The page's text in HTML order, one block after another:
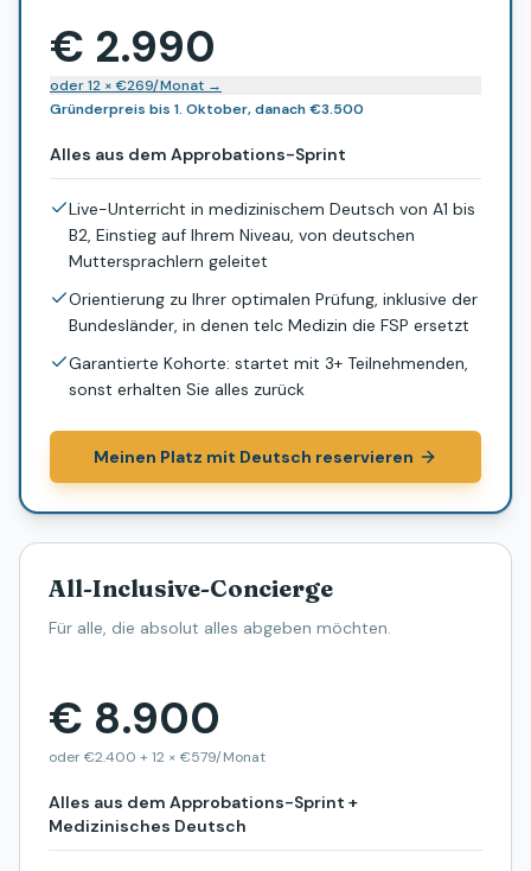
€ 2.990
oder 12 × €269/Monat →
Gründerpreis bis 1. Oktober, danach €3.500
Alles aus dem Approbations-Sprint
Live-Unterricht in medizinischem Deutsch von A1 bis
B2, Einstieg auf Ihrem Niveau, von deutschen
Muttersprachlern geleitet
Orientierung zu Ihrer optimalen Prüfung, inklusive der
Bundesländer, in denen telc Medizin die FSP ersetzt
Garantierte Kohorte: startet mit 3+ Teilnehmenden,
sonst erhalten Sie alles zurück
Meinen Platz mit Deutsch reservieren
All-Inclusive-Concierge
Für alle, die absolut alles abgeben möchten.
€ 8.900
oder €2.400 + 12 × €579/Monat
Alles aus dem Approbations-Sprint +
Medizinisches Deutsch